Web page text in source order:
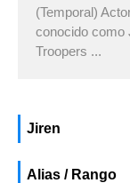
(Temporal)
conocido como
Troopers ...
Jiren
Alias ​​/ Rango